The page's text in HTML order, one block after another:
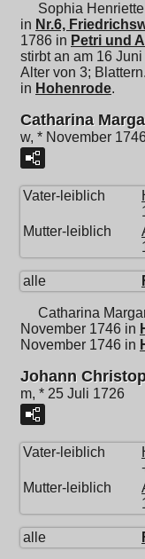
Sophia Henriette
in Nr.6,
1786 in Petri und
stirbt an am 16
Alter von 3;
in Hohenrode.
Catharina
w, * November
Vater-leiblich
Mutter-leiblich
alle
Catharina
November 1746 in
November 1746 in
Johann
m, * 25 Juli 1726
Vater-leiblich
Mutter-leiblich
alle